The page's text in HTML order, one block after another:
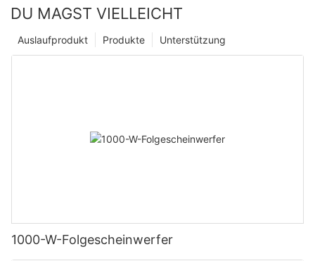
DU MAGST VIELLEICHT
Unterstützung
Produkte
Auslaufprodukt
1000-W-Folgescheinwerfer